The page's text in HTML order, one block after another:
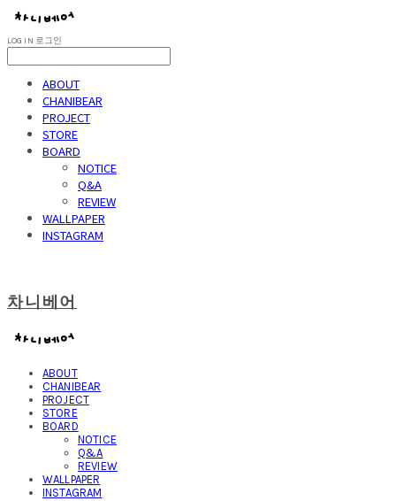
LOG IN 로그인
ABOUT
CHANIBEAR
PROJECT
STORE
BOARD
NOTICE
Q&A
REVIEW
WALLPAPER
INSTAGRAM
차니베어
ABOUT
CHANIBEAR
PROJECT
STORE
BOARD
NOTICE
Q&A
REVIEW
WALLPAPER
INSTAGRAM